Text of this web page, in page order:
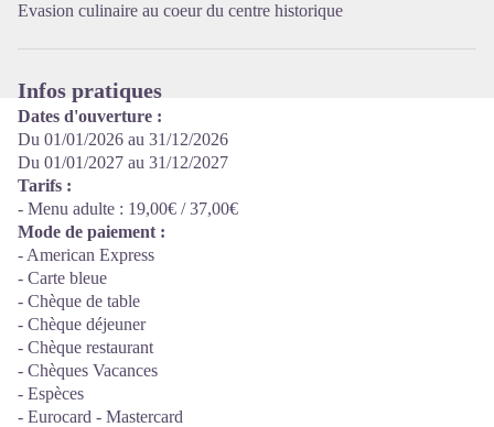
Evasion culinaire au coeur du centre historique
Infos pratiques
Dates d'ouverture :
Du 01/01/2026 au 31/12/2026
Du 01/01/2027 au 31/12/2027
Tarifs :
- Menu adulte : 19,00€ / 37,00€
Mode de paiement :
- American Express
- Carte bleue
- Chèque de table
- Chèque déjeuner
- Chèque restaurant
- Chèques Vacances
- Espèces
- Eurocard - Mastercard